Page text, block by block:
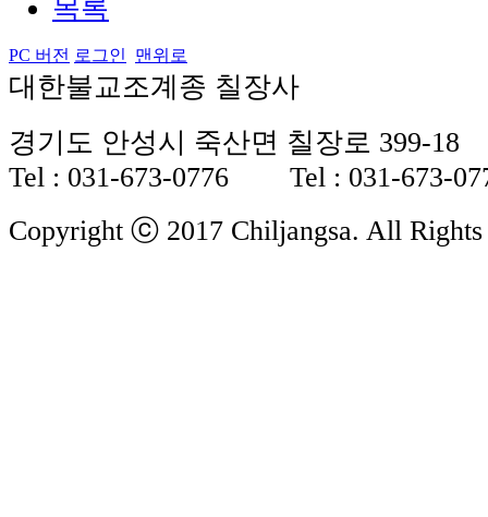
목록
PC 버전 로그인 맨위로
대한불교조계종 칠장사
경기도 안성시 죽산면 칠장로 399-18
Tel : 031-673-0776 Tel : 031-673-
Copyright ⓒ 2017 Chiljangsa. All Rights